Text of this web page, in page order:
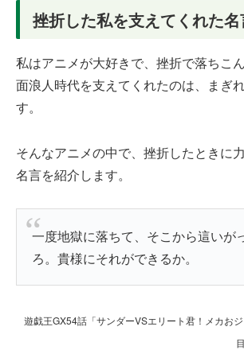
挫折した私を支えてくれた
私はアニメが大好きで、挫折で落ちこ
面浪人時代を支えてくれたのは、まぎ
す。
そんなアニメの中で、挫折したときに
名言を紹介します。
一度地獄に落ちて、そこから這いが
ろ。貴様にそれができるか。
遊戯王GX54話「サンダーVSエリート君！メカお